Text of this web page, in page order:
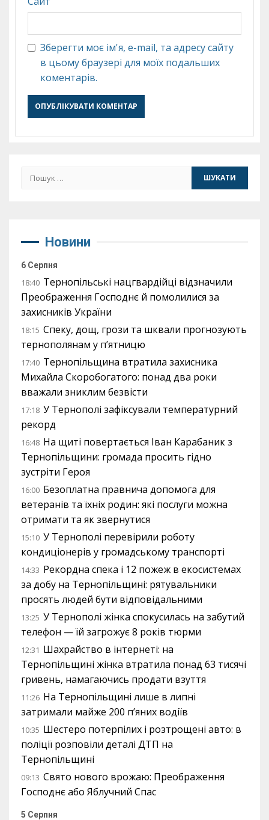
Зберегти моє ім'я, e-mail, та адресу сайту
в цьому браузері для моїх подальших
коментарів.
Пошук:
Новини
6 Серпня
18:40 Тернопільські нацгвардійці відзначили
Преображення Господнє й помолилися за
захисників України
18:15 Спеку, дощ, грози та шквали прогнозують
тернополянам у п’ятницю
17:40 Тернопільщина втратила захисника
Михайла Скоробогатого: понад два роки
вважали зниклим безвісти
17:18 У Тернополі зафіксували температурний
рекорд
16:48 На щиті повертається Іван Карабаник з
Тернопільщини: громада просить гідно
зустріти Героя
16:00 Безоплатна правнича допомога для
ветеранів та їхніх родин: які послуги можна
отримати та як звернутися
15:10 У Тернополі перевірили роботу
кондиціонерів у громадському транспорті
14:33 Рекордна спека і 12 пожеж в екосистемах
за добу на Тернопільщині: рятувальники
просять людей бути відповідальними
13:25 У Тернополі жінка спокусилась на забутий
телефон — їй загрожує 8 років тюрми
12:31 Шахрайство в інтернеті: на
Тернопільщині жінка втратила понад 63 тисячі
гривень, намагаючись продати взуття
11:26 На Тернопільщині лише в липні
затримали майже 200 п’яних водіїв
10:35 Шестеро потерпілих і розтрощені авто: в
поліції розповіли деталі ДТП на
Тернопільщині
09:13 Свято нового врожаю: Преображення
Господнє або Яблучний Спас
5 Серпня